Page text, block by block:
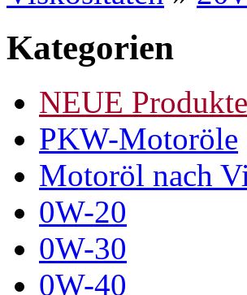
Kategorien
NEUE Produkte
PKW-Motoröle
Motoröl nach
0W-20
0W-30
0W-40